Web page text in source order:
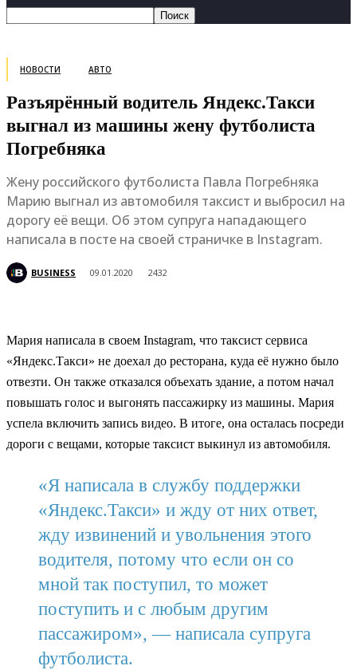
НОВОСТИ АВТО
Разъярённый водитель Яндекс.Такси
выгнал из машины жену футболиста
Погребняка
Жену российского футболиста Павла Погребняка
Марию выгнал из автомобиля таксист и выбросил на
дорогу её вещи. Об этом супруга нападающего
написала в посте на своей страничке в Instagram.
BUSINESS 09.01.2020 2432
Мария написала в своем Instagram, что таксист сервиса
«Яндекс.Такси» не доехал до ресторана, куда её нужно было
отвезти. Он также отказался объехать здание, а потом начал
повышать голос и выгонять пассажирку из машины. Мария
успела включить запись видео. В итоге, она осталась посреди
дороги с вещами, которые таксист выкинул из автомобиля.
«Я написала в службу поддержки
«Яндекс.Такси» и жду от них ответ,
жду извинений и увольнения этого
водителя, потому что если он со
мной так поступил, то может
поступить и с любым другим
пассажиром», — написала супруга
футболиста.